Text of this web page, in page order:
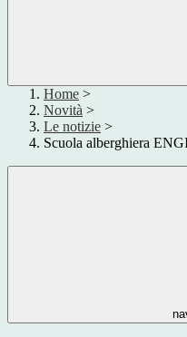
Home >
Novità >
Le notizie >
Scuola alberghiera